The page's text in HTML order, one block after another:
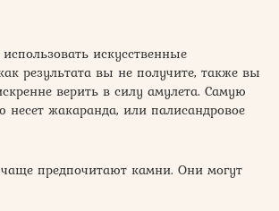
искусственные
результата вы не получите, также вы
верить в силу амулета. Самую
жакаранда, или палисандровое
предпочитают камни. Они могут